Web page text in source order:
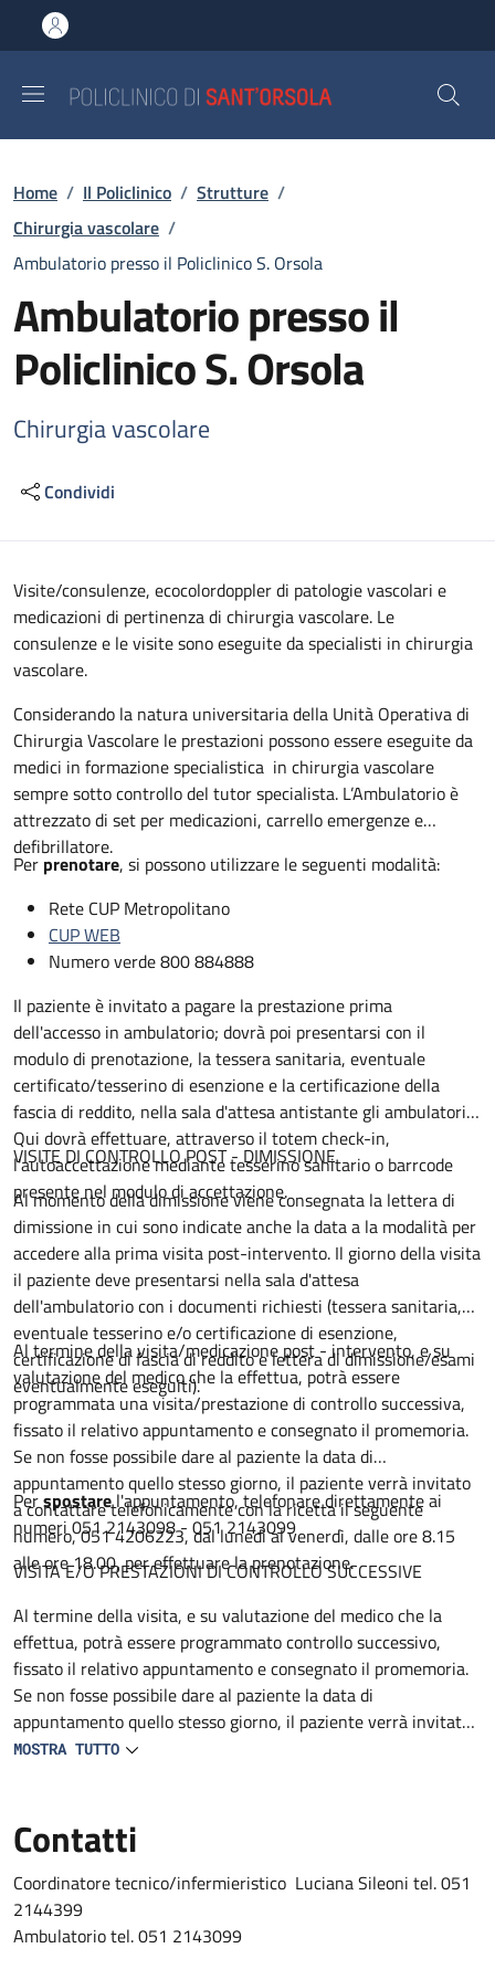
al contenuto principale
to footer content
Briciole di pane
Home / Il Policlinico / Strutture /
Chirurgia vascolare /
Ambulatorio presso il Policlinico S. Orsola
Ambulatorio presso il
Policlinico S. Orsola
Chirurgia vascolare
Condividi
Descrizione
Visite/consulenze, ecocolordoppler di patologie vascolari e
medicazioni di pertinenza di chirurgia vascolare. Le
consulenze e le visite sono eseguite da specialisti in chirurgia
vascolare.
Considerando la natura universitaria della Unità Operativa di
Chirurgia Vascolare le prestazioni possono essere eseguite da
medici in formazione specialistica in chirurgia vascolare
sempre sotto controllo del tutor specialista. L’Ambulatorio è
attrezzato di set per medicazioni, carrello emergenze e
defibrillatore.
Per prenotare, si possono utilizzare le seguenti modalità:
Rete CUP Metropolitano
CUP WEB
Numero verde 800 884888
Il paziente è invitato a pagare la prestazione prima
dell'accesso in ambulatorio; dovrà poi presentarsi con il
modulo di prenotazione, la tessera sanitaria, eventuale
certificato/tesserino di esenzione e la certificazione della
fascia di reddito, nella sala d'attesa antistante gli ambulatori.
Qui dovrà effettuare, attraverso il totem check-in,
l'autoaccettazione mediante tesserino sanitario o barrcode
presente nel modulo di accettazione.
VISITE DI CONTROLLO POST - DIMISSIONE
Al momento della dimissione viene consegnata la lettera di
dimissione in cui sono indicate anche la data a la modalità per
accedere alla prima visita post-intervento. Il giorno della visita
il paziente deve presentarsi nella sala d'attesa
dell'ambulatorio con i documenti richiesti (tessera sanitaria,
eventuale tesserino e/o certificazione di esenzione,
certificazione di fascia di reddito e lettera di dimissione/esami
eventualmente eseguiti).
Al termine della visita/medicazione post - intervento, e su
valutazione del medico che la effettua, potrà essere
programmata una visita/prestazione di controllo successiva,
fissato il relativo appuntamento e consegnato il promemoria.
Se non fosse possibile dare al paziente la data di
appuntamento quello stesso giorno, il paziente verrà invitato
a contattare telefonicamente con la ricetta il seguente
numero, 051 4206223, dal lunedì al venerdì, dalle ore 8.15
alle ore 18.00, per effettuare la prenotazione.
Perspostarel'appuntamento, telefonare direttamente ai
numeri 051 2143098 - 051 2143099
VISITA E/O PRESTAZIONI DI CONTROLLO SUCCESSIVE
Al termine della visita, e su valutazione del medico che la
effettua, potrà essere programmato controllo successivo,
fissato il relativo appuntamento e consegnato il promemoria.
Se non fosse possibile dare al paziente la data di
appuntamento quello stesso giorno, il paziente verrà invitato
a contattare telefonicamente con la ricetta il seguente
MOSTRA TUTTO
Contatti
Coordinatore tecnico/infermieristico Luciana Sileoni tel. 051
2144399
Ambulatorio tel. 051 2143099